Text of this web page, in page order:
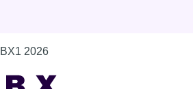
BX1 2026